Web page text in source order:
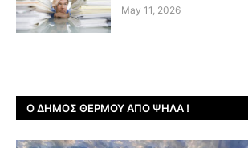
May 11, 2026
Ο ΔΉΜΟΣ ΘΈΡΜΟΥ ΑΠΌ ΨΗΛΆ !